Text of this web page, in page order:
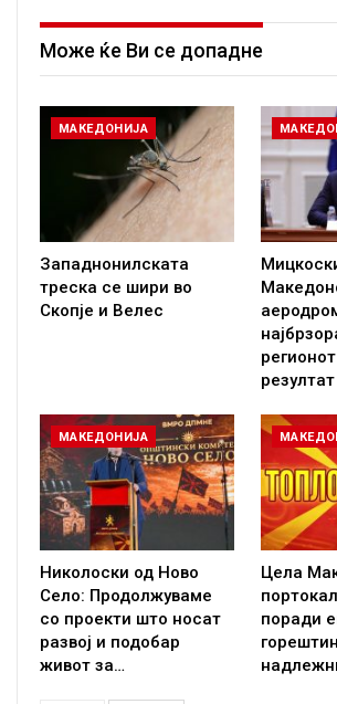
Може ќе Ви се допадне
МАКЕДОНИЈА
Западнонилската
треска се шири во
Скопје и Велес
МАКЕДОНИЈА
Николоски од Ново
Село: Продолжуваме
со проекти што носат
развој и подобар
живот за…
Цела
поради